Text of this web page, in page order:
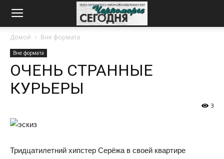
Домой Вне формата
Вне формата
ОЧЕНЬ СТРАННЫЕ
КУРЬЕРЫ
3
Тридцатилетний хипстер Серёжа в своей квартире